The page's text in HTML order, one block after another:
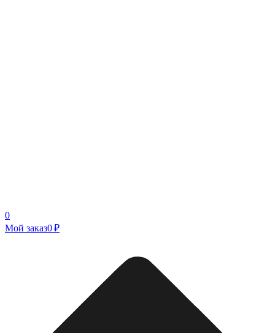
0
Мой заказ0 ₽